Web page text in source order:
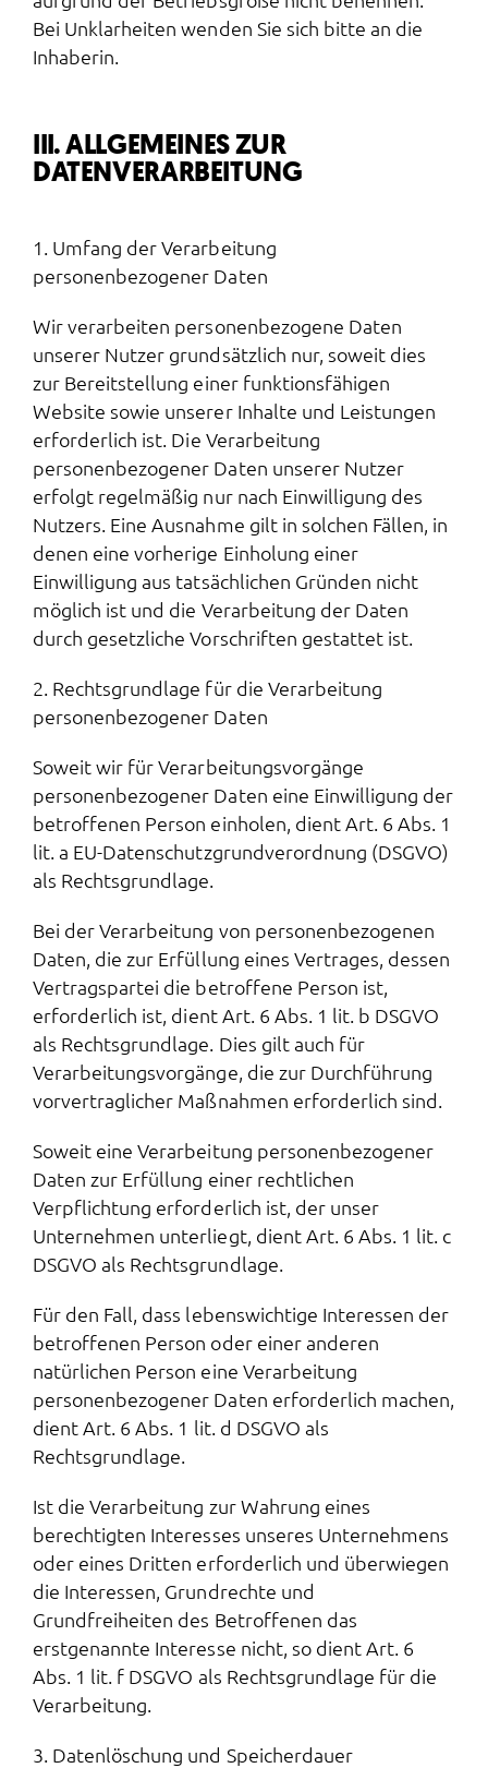
Bei Unklarheiten wenden Sie sich bitte an die
Inhaberin.
III. ALLGEMEINES ZUR
DATENVERARBEITUNG
1. Umfang der Verarbeitung
personenbezogener Daten
Wir verarbeiten personenbezogene Daten
unserer Nutzer grundsätzlich nur, soweit dies
zur Bereitstellung einer funktionsfähigen
Website sowie unserer Inhalte und Leistungen
erforderlich ist. Die Verarbeitung
personenbezogener Daten unserer Nutzer
erfolgt regelmäßig nur nach Einwilligung des
Nutzers. Eine Ausnahme gilt in solchen Fällen, in
denen eine vorherige Einholung einer
Einwilligung aus tatsächlichen Gründen nicht
möglich ist und die Verarbeitung der Daten
durch gesetzliche Vorschriften gestattet ist.
2. Rechtsgrundlage für die Verarbeitung
personenbezogener Daten
Soweit wir für Verarbeitungsvorgänge
personenbezogener Daten eine Einwilligung der
betroffenen Person einholen, dient Art. 6 Abs. 1
lit. a EU-Datenschutzgrundverordnung (DSGVO)
als Rechtsgrundlage.
Bei der Verarbeitung von personenbezogenen
Daten, die zur Erfüllung eines Vertrages, dessen
Vertragspartei die betroffene Person ist,
erforderlich ist, dient Art. 6 Abs. 1 lit. b DSGVO
als Rechtsgrundlage. Dies gilt auch für
Verarbeitungsvorgänge, die zur Durchführung
vorvertraglicher Maßnahmen erforderlich sind.
Soweit eine Verarbeitung personenbezogener
Daten zur Erfüllung einer rechtlichen
Verpflichtung erforderlich ist, der unser
Unternehmen unterliegt, dient Art. 6 Abs. 1 lit. c
DSGVO als Rechtsgrundlage.
Für den Fall, dass lebenswichtige Interessen der
betroffenen Person oder einer anderen
natürlichen Person eine Verarbeitung
personenbezogener Daten erforderlich machen,
dient Art. 6 Abs. 1 lit. d DSGVO als
Rechtsgrundlage.
Ist die Verarbeitung zur Wahrung eines
berechtigten Interesses unseres Unternehmens
oder eines Dritten erforderlich und überwiegen
die Interessen, Grundrechte und
Grundfreiheiten des Betroffenen das
erstgenannte Interesse nicht, so dient Art. 6
Abs. 1 lit. f DSGVO als Rechtsgrundlage für die
Verarbeitung.
3. Datenlöschung und Speicherdauer